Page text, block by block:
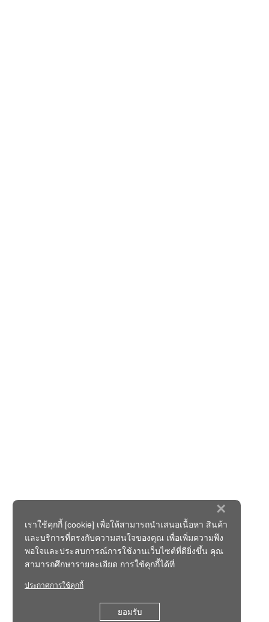
×
เราใช้คุกกี้ [cookie] เพื่อให้สามารถนำเสนอเนื้อหา สินค้า
และบริการที่ตรงกับความสนใจของคุณ เพื่อเพิ่มความพึง
พอใจและประสบการณ์การใช้งานเว็บไซต์ที่ดียิ่งขึ้น คุณ
สามารถศึกษารายละเอียด การใช้คุกกี้ได้ที่
ประกาศการใช้คุกกี้
ยอมรับ